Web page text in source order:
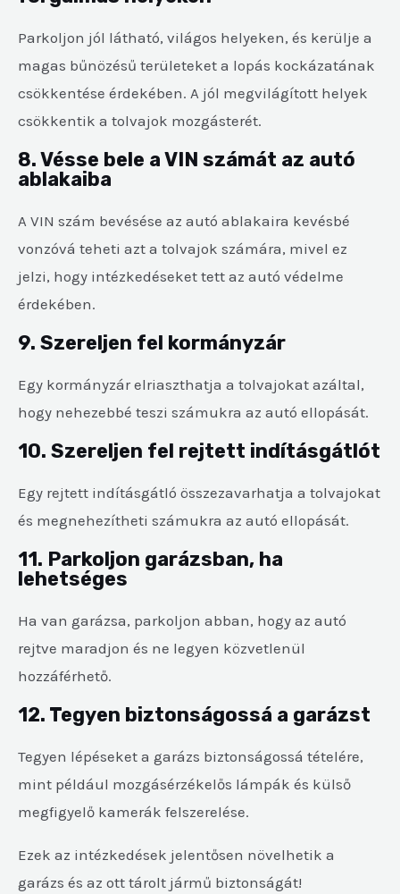
Parkoljon jól látható, világos helyeken, és kerülje a
magas bűnözésű területeket a lopás kockázatának
csökkentése érdekében. A jól megvilágított helyek
csökkentik a tolvajok mozgásterét.
8. Vésse bele a VIN számát az autó
ablakaiba
A VIN szám bevésése az autó ablakaira kevésbé
vonzóvá teheti azt a tolvajok számára, mivel ez
jelzi, hogy intézkedéseket tett az autó védelme
érdekében.
9. Szereljen fel kormányzár
Egy kormányzár elriaszthatja a tolvajokat azáltal,
hogy nehezebbé teszi számukra az autó ellopását.
10. Szereljen fel rejtett indításgátlót
Egy rejtett indításgátló összezavarhatja a tolvajokat
és megnehezítheti számukra az autó ellopását.
11. Parkoljon garázsban, ha
lehetséges
Ha van garázsa, parkoljon abban, hogy az autó
rejtve maradjon és ne legyen közvetlenül
hozzáférhető.
12. Tegyen biztonságossá a garázst
Tegyen lépéseket a garázs biztonságossá tételére,
mint például mozgásérzékelős lámpák és külső
megfigyelő kamerák felszerelése.
Ezek az intézkedések jelentősen növelhetik a
garázs és az ott tárolt jármű biztonságát!